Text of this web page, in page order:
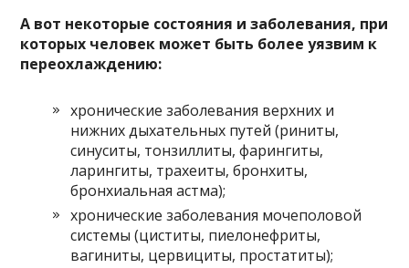
А вот некоторые состояния и заболевания, при
которых человек может быть более уязвим к
переохлаждению:
хронические заболевания верхних и
нижних дыхательных путей (риниты,
синуситы, тонзиллиты, фарингиты,
ларингиты, трахеиты, бронхиты,
бронхиальная астма);
хронические заболевания мочеполовой
системы (циститы, пиелонефриты,
вагиниты, цервициты, простатиты);